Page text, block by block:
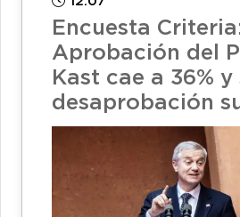
Encuesta
Aprobación del
Kast cae a 36% y
desaprobación